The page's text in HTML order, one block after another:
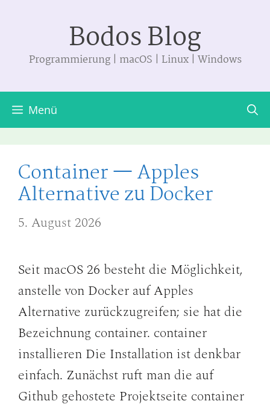
springen
Bodos Blog
Programmierung | macOS | Linux | Windows
Menü
Container — Apples
Alternative zu Docker
5. August 2026
Seit macOS 26 besteht die Möglichkeit,
anstelle von Docker auf Apples
Alternative zurückzugreifen; sie hat die
Bezeichnung container. container
installieren Die Installation ist denkbar
einfach. Zunächst ruft man die auf
Github gehostete Projektseite container